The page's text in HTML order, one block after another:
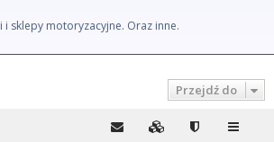
i sklepy motoryzacyjne. Oraz inne.
Przejdź do